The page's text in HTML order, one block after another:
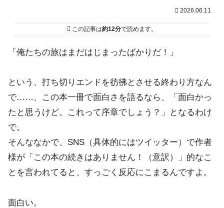
2026.06.11
この記事は約12分で読めます。
「俺たちの旅はまだはじまったばかりだ！」
という、打ち切りエンドを彷彿とさせる終わり方なん
で……、この本一冊で面白さを語るなら、「面白かっ
たと思うけど。これって序章でしょう？」となるわけ
で。
そんななかで、SNS（具体的にはツイッター）で作者
様が「この本の続きはありません！（意訳）」的なこ
とを言われてると、すっごく反応にこまるんですよ。
面白い。